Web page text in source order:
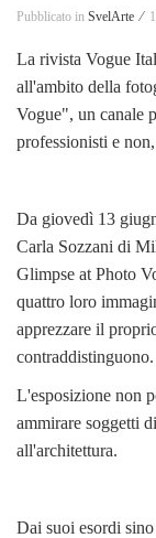
Pubblicato in SvelArte ⁄
La rivista Vogue
all'ambito della
Vogue", un canale
professionisti e
Da giovedì 13
Carla Sozzani di
Glimpse at Photo
quattro loro
apprezzare il
contraddistinguono.
L'esposizione non
ammirare soggetti
all'architettura.
Dai suoi esordi